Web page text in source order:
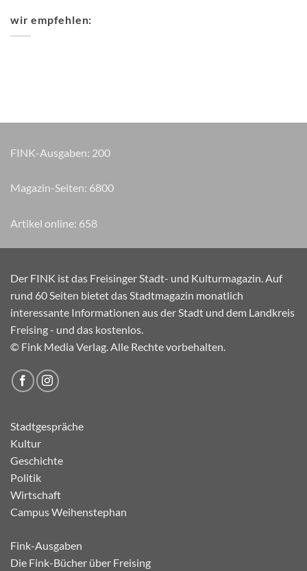
wir empfehlen:
FINK-Ausgaben: 200
Magazin-Seiten: 8055
Artikel online: 658
Der FINK ist das Freisinger Stadt- und Kulturmagazin. Auf
rund 60 Seiten bietet das Stadtmagazin monatlich
interessante Informationen aus der Stadt und dem Landkreis
Freising - und das kostenlos.
© Fink Media Verlag. Alle Rechte vorbehalten.
Stadtgespräche
Kultur
Geschichte
Politik
Wirtschaft
Campus Weihenstephan
Fink-Ausgaben
Die Fink-Bücher über Freising